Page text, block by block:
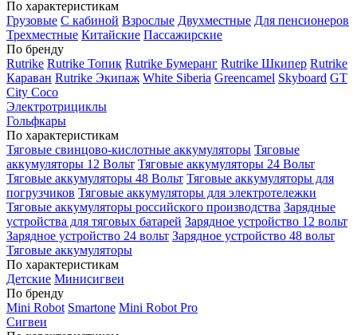
По характеристикам
Грузовые С кабиной Взрослые Двухместные Для пенсионеров
Трехместные Китайские Пассажирские
По бренду
Rutrike Rutrike Топик Rutrike Бумеранг Rutrike Шкипер Rutrike
Караван Rutrike Экипаж White Siberia Greencamel Skyboard GT
City Coco
Электротрициклы
Гольфкары
По характеристикам
Тяговые свинцово-кислотные аккумуляторы Тяговые
аккумуляторы 12 Вольт Тяговые аккумуляторы 24 Вольт
Тяговые аккумуляторы 48 Вольт Тяговые аккумуляторы для
погрузчиков Тяговые аккумуляторы для электротележки
Тяговые аккумуляторы российского производства Зарядные
устройства для тяговых батарей Зарядное устройство 12 вольт
Зарядное устройство 24 вольт Зарядное устройство 48 вольт
Тяговые аккумуляторы
По характеристикам
Детские Минисигвеи
По бренду
Mini Robot Smartone Mini Robot Pro
Сигвеи